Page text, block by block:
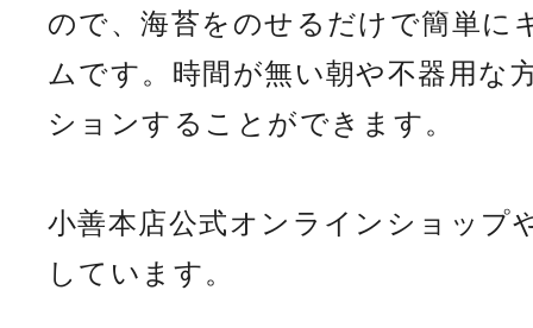
ので、海苔をのせるだけで簡単に
ムです。時間が無い朝や不器用な
ションすることができます。
小善本店公式オンラインショップ
しています。